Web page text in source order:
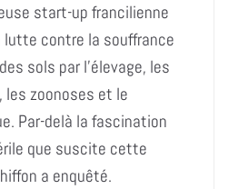
start-up francilienne
lutte contre la souffrance
sols par l’élevage, les
les zoonoses et le
Par-delà la fascination
que suscite cette
a enquêté.